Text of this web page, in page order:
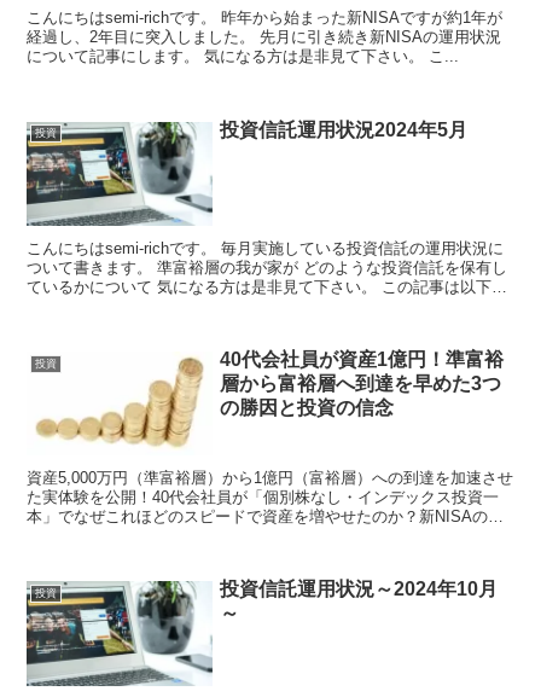
こんにちはsemi-richです。 昨年から始まった新NISAですが約1年が
経過し、2年目に突入しました。 先月に引き続き新NISAの運用状況
について記事にします。 気になる方は是非見て下さい。 こ...
投資 投資信託運用状況2024年5月
こんにちはsemi-richです。 毎月実施している投資信託の運用状況に
ついて書きます。 準富裕層の我が家が どのような投資信託を保有し
ているかについて 気になる方は是非見て下さい。 この記事は以下
投資
40代会社員が資産1億円！準富裕
層から富裕層へ到達を早めた3つ
の勝因と投資の信念
資産5,000万円（準富裕層）から1億円（富裕層）への到達を加速させ
た実体験を公開！40代会社員が「個別株なし・インデックス投資一
本」でなぜこれほどのスピードで資産を増やせたのか？新NISAの活
投資
投資信託運用状況～2024年10月
～